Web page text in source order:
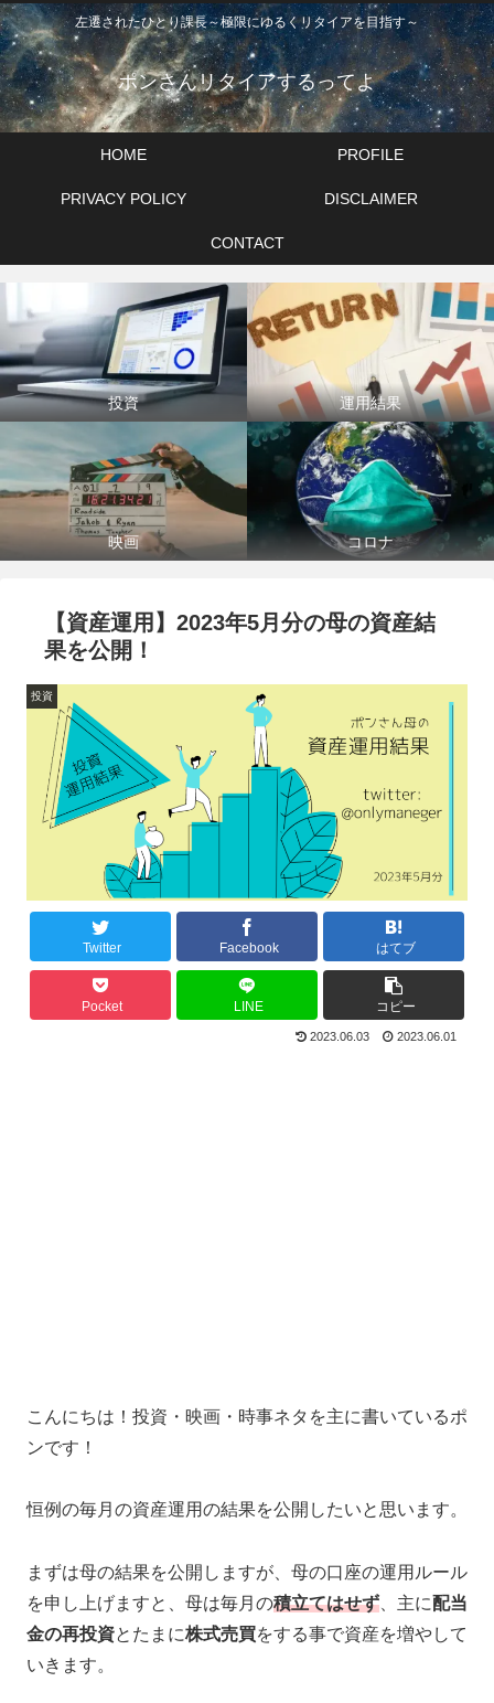
左遷されたひとり課長～極限にゆるくリタイアを目指す～
ポンさんリタイアするってよ
HOME PROFILE
PRIVACY POLICY DISCLAIMER
CONTACT
投資 運用結果
映画 コロナ
【資産運用】2023年5月分の母の資産結
果を公開！
投資
Twitter Facebook はてブ
Pocket LINE コピー
2023.06.03 2023.06.01
こんにちは！投資・映画・時事ネタを主に書いているポ
ンです！
恒例の毎月の資産運用の結果を公開したいと思います。
まずは母の結果を公開しますが、母の口座の運用ルール
を申し上げますと、母は毎月の積立てはせず 、主に配当
金の再投資とたまに株式売買をする事で資産を増やして
いきます。